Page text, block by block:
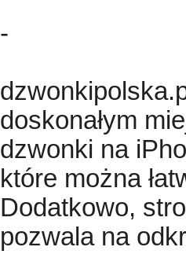
-
doskonałym
dzwonki na
które można
Dodatkowo,
pozwala na